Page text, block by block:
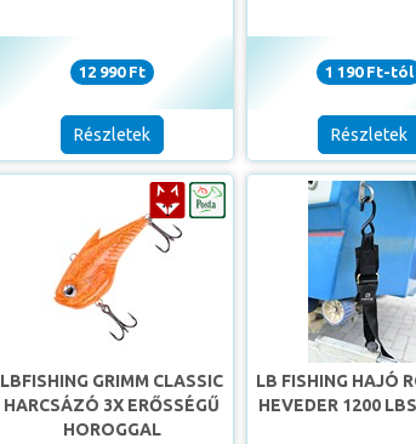
12 990 Ft
Részletek
1 190 Ft-tól
Részletek
LBFISHING GRIMM CLASSIC
HARCSÁZÓ 3X ERŐSSÉGŰ
HOROGGAL
LB FISHING HAJÓ
HEVEDER 1200